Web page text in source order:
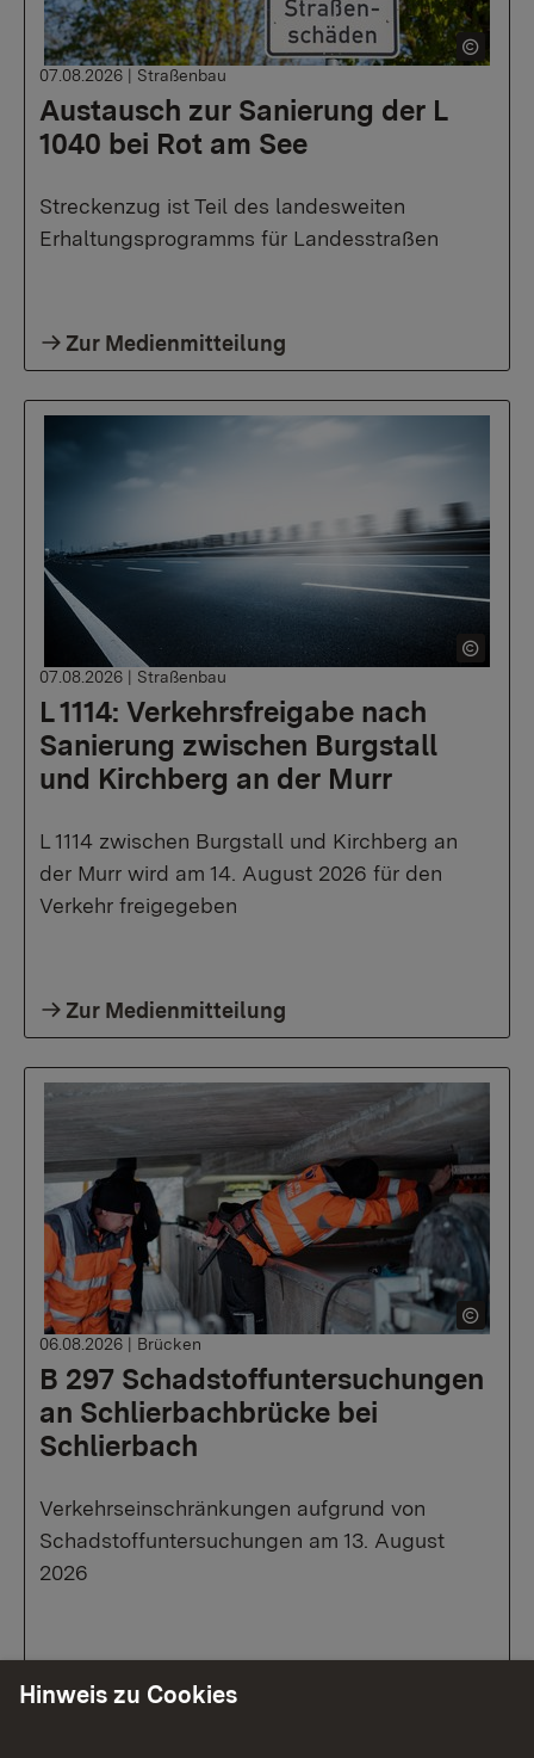
Austausch zur Sanierung der L
1040 bei Rot am See
07.08.2026 | Straßenbau
Streckenzug ist Teil des landesweiten
Erhaltungsprogramms für Landesstraßen
Zur Medienmitteilung
L 1114: Verkehrsfreigabe nach
Sanierung zwischen Burgstall
und Kirchberg an der Murr
07.08.2026 | Straßenbau
L 1114 zwischen Burgstall und Kirchberg an
der Murr wird am 14. August 2026 für den
Verkehr freigegeben
Zur Medienmitteilung
B 297 Schadstoffuntersuchungen
an Schlierbachbrücke bei
Schlierbach
06.08.2026 | Brücken
Verkehrseinschränkungen aufgrund von
Schadstoffuntersuchungen am 13. August
2026
Hinweis zu Cookies